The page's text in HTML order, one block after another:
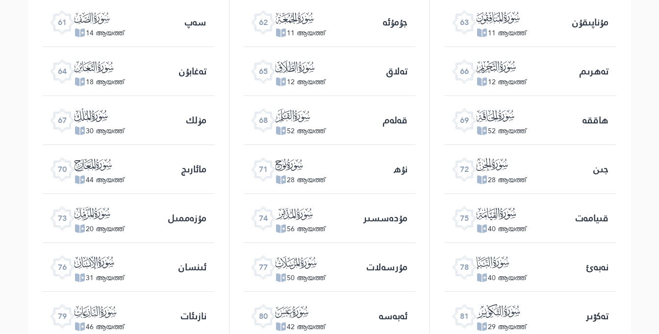
61 ﯪ
14 ആയത്ത്
سەپ 62 ﯫ
11 ആയത്ത്
جۇمۇئە 63 ﯬ
11 ആയത്ത്
مۇناپىقۇن
64 ﯭ
18 ആയത്ത്
تەغابۇن 65 ﯮ
12 ആയത്ത്
تەلاق 66 ﯯ
12 ആയത്ത്
تەھرىم
67 ﯰ
30 ആയത്ത്
مۈلك 68 ﯱ
52 ആയത്ത്
قەلەم 69 ﯲ
52 ആയത്ത്
ھاققە
70 ﯳ
44 ആയത്ത്
مائارىج 71 ﯴ
28 ആയത്ത്
نۇھ 72 ﯵ
28 ആയത്ത്
جىن
73 ﯶ
20 ആയത്ത്
مۇزەممىل 74 ﯷ
56 ആയത്ത്
مۇدەسسىر 75 ﯸ
40 ആയത്ത്
قىيامەت
76 ﯹ
31 ആയത്ത്
ئىنسان 77 ﯺ
50 ആയത്ത്
مۇرسەلات 78 ﯻ
40 ആയത്ത്
نەبەئ
79 ﯼ
46 ആയത്ത്
نازىئات 80 ﯽ
42 ആയത്ത്
ئەبەسە 81 ﯾ
29 ആയത്ത്
تەكۋىر